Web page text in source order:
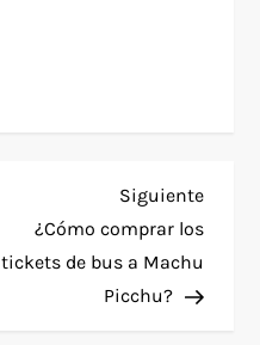
Siguiente
¿Cómo comprar los
tickets de bus a Machu
Picchu?